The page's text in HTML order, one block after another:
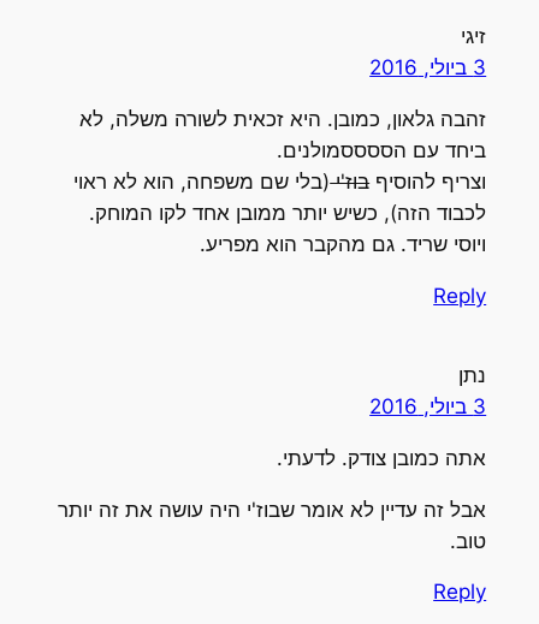
זיגי
3 ביולי, 2016
זהבה גלאון, כמובן. היא זכאית לשורה משלה, לא
ביחד עם הססססמולנים.
וצריף להוסיףבוז'י(בלי שם משפחה, הוא לא ראוי
לכבוד הזה), כשיש יותר ממובן אחד לקו המוחק.
ויוסי שריד. גם מהקבר הוא מפריע.
Reply
נתן
3 ביולי, 2016
אתה כמובן צודק. לדעתי.
אבל זה עדיין לא אומר שבוז'י היה עושה את זה יותר
טוב.
Reply